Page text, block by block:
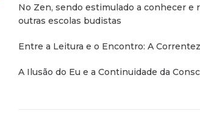
No Zen, sendo estimulado a conhecer e
outras escolas budistas
Entre a Leitura e o Encontro: A
A Ilusão do Eu e a Continuidade da